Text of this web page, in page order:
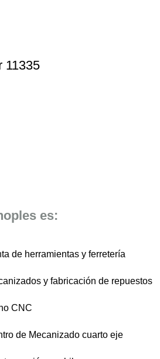
11335
es:
de herramientas y ferretería
y fabricación de repuestos
CNC
de Mecanizado cuarto eje